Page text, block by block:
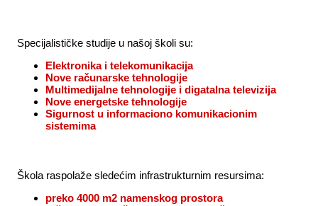
Specijalističke studije u našoj školi su:
Elektronika i telekomunikacija
Nove računarske tehnologije
Multimedijalne tehnologije i digatalna televizija
Nove energetske tehnologije
Sigurnost u informaciono komunikacionim
sistemima
Škola raspolaže sledećim infrastrukturnim resursima:
preko 4000 m2 namenskog prostora